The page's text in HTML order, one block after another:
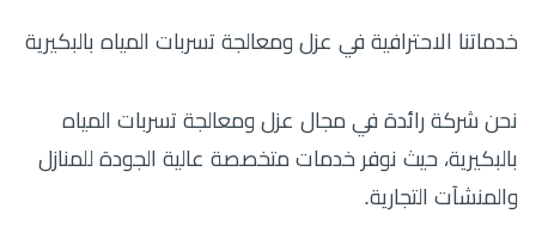
خدماتنا الاحترافية في عزل ومعالجة تسربات المياه بالبكيرية
نحن شركة رائدة في مجال عزل ومعالجة تسربات المياه
بالبكيرية، حيث نوفر خدمات متخصصة عالية الجودة للمنازل
والمنشآت التجارية.